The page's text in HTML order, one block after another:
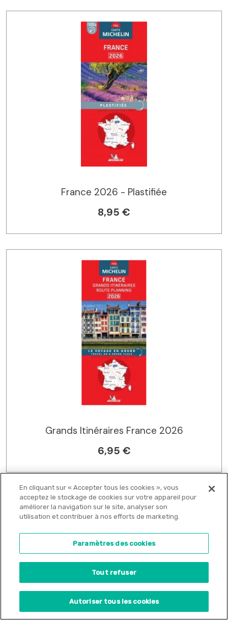
France 2026 - Plastifiée
8,95 €
Grands Itinéraires France 2026
6,95 €
En cliquant sur « Accepter tous les cookies », vous
acceptez le stockage de cookies sur votre appareil pour
améliorer la navigation sur le site, analyser son
utilisation et contribuer à nos efforts de marketing.
Paramètres des cookies
Tout refuser
Autoriser tous les cookies